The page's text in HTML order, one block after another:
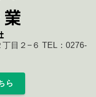
目２−６ TEL：0276-
ら